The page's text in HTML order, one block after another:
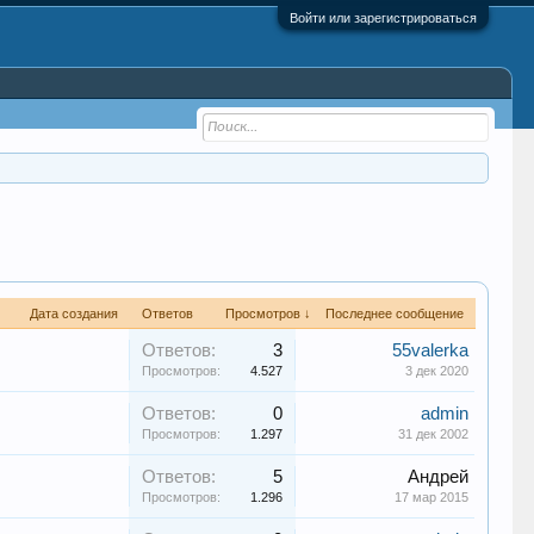
Войти или зарегистрироваться
Дата создания Ответов Просмотров ↓ Последнее сообщение
Ответов: 3
Просмотров: 4.527
55valerka
3 дек 2020
Ответов: 0
Просмотров: 1.297
admin
31 дек 2002
Ответов: 5
Просмотров: 1.296
Андрей
17 мар 2015